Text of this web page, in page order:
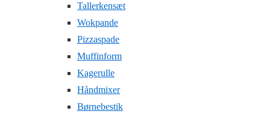
Tallerkensæt
Wokpande
Pizzaspade
Muffinform
Kagerulle
Håndmixer
Børnebestik